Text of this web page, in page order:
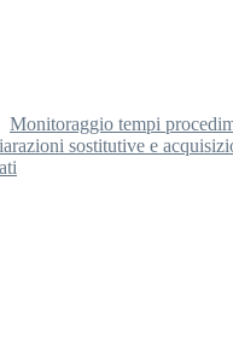
Monitoraggio tempi
sostitutive e